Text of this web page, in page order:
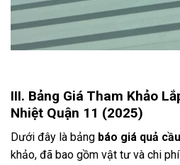
III. Bảng Giá Tham Khảo
Nhiệt Quận 11 (2025)
Dưới đây là bảng báo giá quả
khảo, đã bao gồm vật tư và chi phí